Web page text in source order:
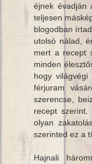
éjnek évadján
teljesen
blogodban
utolsó nálad,
mert a recept
minden
hogy
férjuram
szerencse,
recept
olyan
szerinted ez a
Hajnali